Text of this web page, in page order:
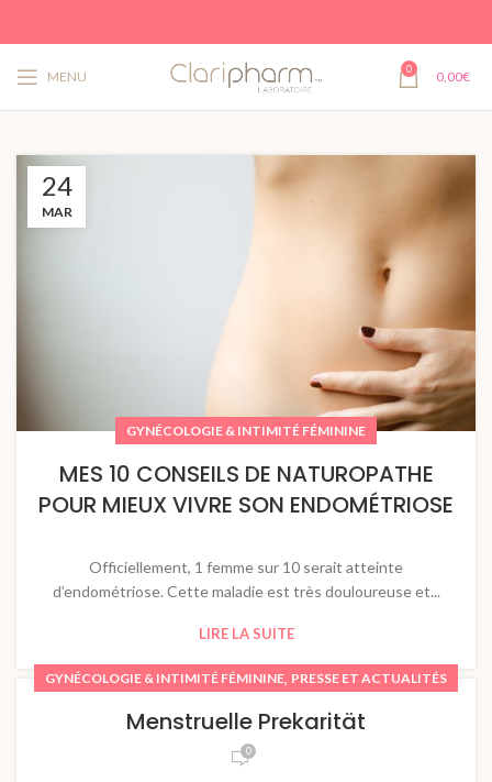
MENU 0 0,00€
24
MAR
GYNÉCOLOGIE & INTIMITÉ FÉMININE
MES 10 CONSEILS DE NATUROPATHE
POUR MIEUX VIVRE SON ENDOMÉTRIOSE
Officiellement, 1 femme sur 10 serait atteinte
d’endométriose. Cette maladie est très douloureuse et...
LIRE LA SUITE
GYNÉCOLOGIE & INTIMITÉ FÉMININE, PRESSE ET ACTUALITÉS
Menstruelle Prekarität
0